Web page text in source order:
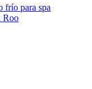
frío para spa
Roo